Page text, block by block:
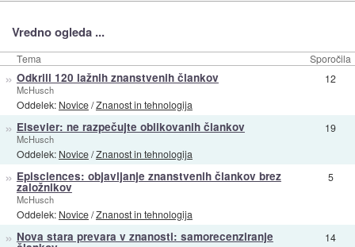
Vredno ogleda ...
Tema Sporočila
» Odkrili 120 lažnih znanstvenih člankov
McHusch
Oddelek: Novice/Znanost in tehnologija
12
» Elsevier: ne razpečujte oblikovanih člankov
McHusch
Oddelek: Novice/Znanost in tehnologija
19
» Episciences: objavljanje znanstvenih člankov brez
založnikov
McHusch
Oddelek: Novice/Znanost in tehnologija
5
» Nova stara prevara v znanosti: samorecenziranje 14